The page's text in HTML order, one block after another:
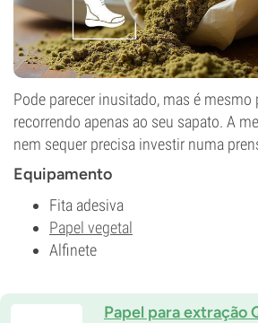
Pode parecer inusitado, mas é
recorrendo apenas ao seu sapato. A
nem sequer precisa investir numa
Equipamento
Fita adesiva
Papel vegetal
Alfinete
Papel para extração